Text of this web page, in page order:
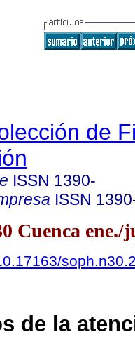
de
ISSN 1390-
ISSN
Cuenca ene./
de la